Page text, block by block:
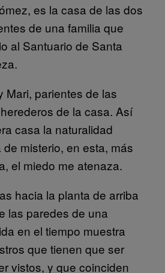
es la casa de las dos
de una familia que
al Santuario de Santa
Mari, parientes de las
de la casa. Así
casa la naturalidad
misterio, en esta, más
el miedo me atenaza.
hacia la planta de arriba
las paredes de una
en el tiempo muestra
que tienen que ser
vistos, y que coinciden